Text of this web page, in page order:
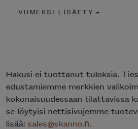
VIIMEKSI LISÄTTY
Hakusi ei tuottanut tuloksia.
edustamiemme merkkien
kokonaisuudessaan tilattavissa
se löytyisi nettisivujemme
lisää: sales@skanno.fi.